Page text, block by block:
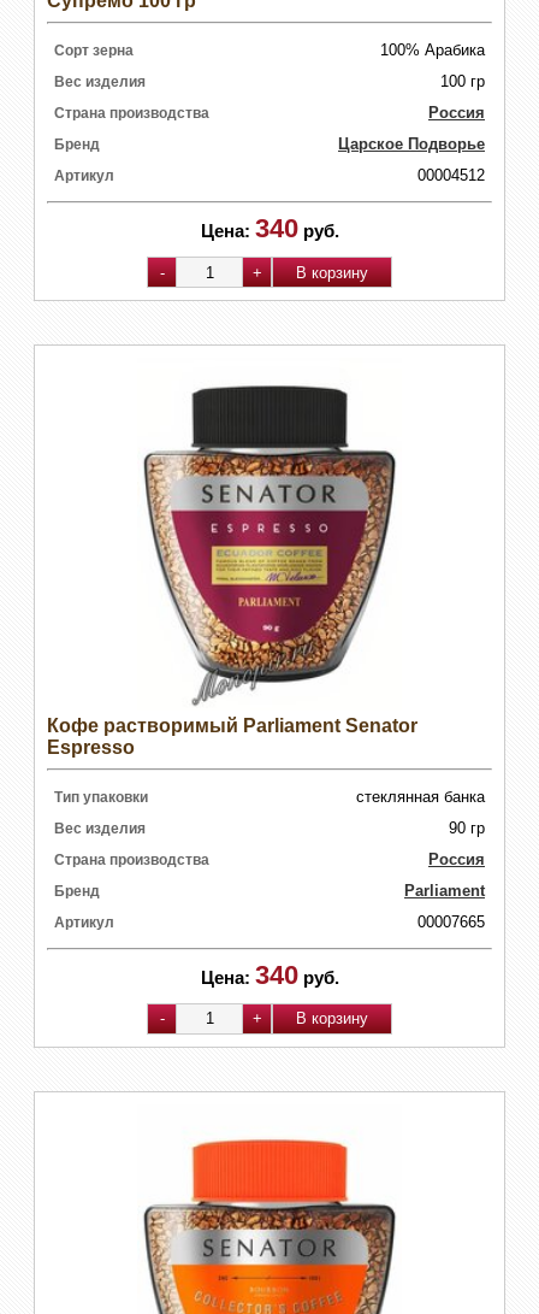
Сорт зерна 100% Арабика
Вес изделия 100 гр
Страна производства Россия
Бренд Царское Подворье
Артикул 00004512
Цена: 340 руб.
Кофе растворимый Parliament Senator
Espresso
Тип упаковки стеклянная банка
Вес изделия 90 гр
Страна производства Россия
Бренд Parliament
Артикул 00007665
Цена: 340 руб.